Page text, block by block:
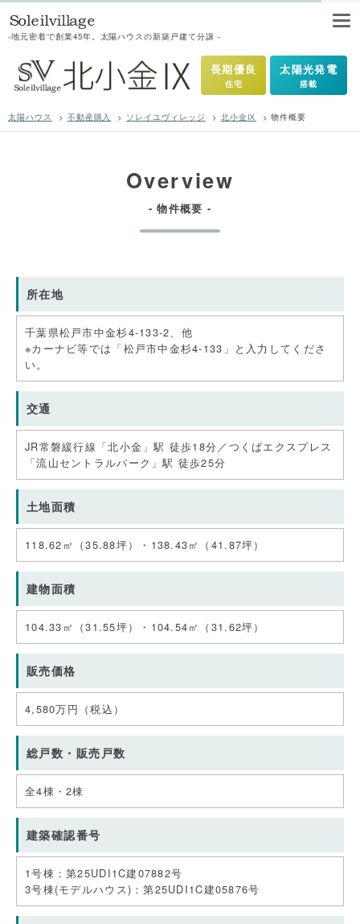
-地元密着で創業45年。太陽ハウスの新築戸建て分譲 -
長期優良
住宅
太陽光発電
搭載
太陽ハウス > 不動産購入 > ソレイユヴィレッジ > 北小金Ⅸ >物件概要
Overview
- 物件概要 -
所在地
千葉県松戸市中金杉4-133-2、他
※カーナビ等では「松戸市中金杉4-133」と入力してくださ
い。
交通
JR常磐緩行線「北小金」駅 徒歩18分／つくばエクスプレス
「流山セントラルパーク」駅 徒歩25分
土地面積
118.62 ㎡（35.88坪）・ 138.43㎡（41.87坪）
建物面積
104.33 ㎡（31.55坪）・ 104.54㎡（31.62坪）
販売価格
4,580万円 （税込）
総戸数・販売戸数
全4棟・2棟
建築確認番号
1号棟：第25UDI1C建07882号
3号棟(モデルハウス)：第25UDI1C建05876号